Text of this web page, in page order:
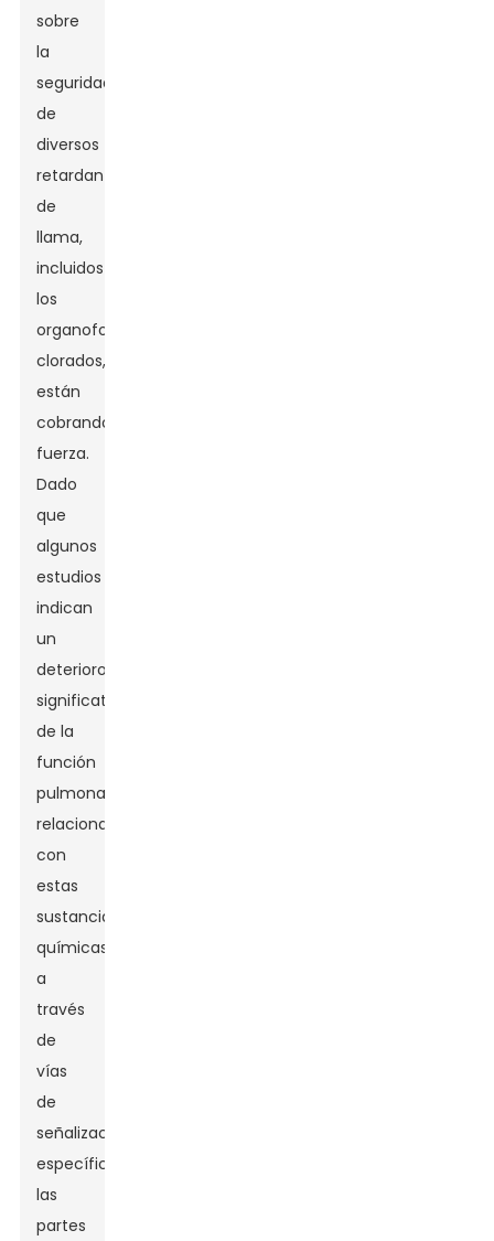
sobre
la
seguridad
de
diversos
retardantes
de
llama,
incluidos
los
organofosforados
clorados,
están
cobrando
fuerza.
Dado
que
algunos
estudios
indican
un
deterioro
significativo
de la
función
pulmonar
relacionado
con
estas
sustancias
químicas
a
través
de
vías
de
señalización
específicas,
las
partes